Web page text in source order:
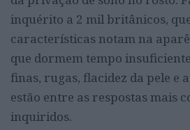
inquérito a 2 mil britânicos,
características notam na
que dormem tempo
finas, rugas, flacidez da pele e
estão entre as respostas mais
inquiridos.